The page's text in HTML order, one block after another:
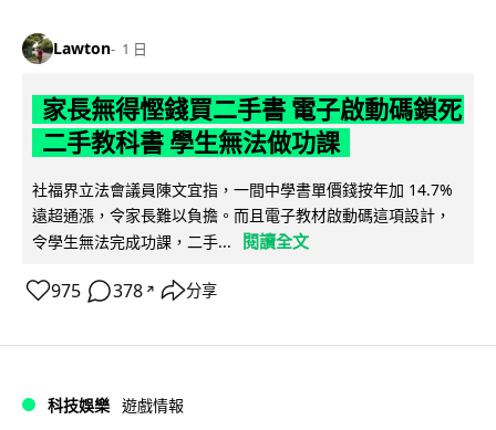
Lawton 1 日
家長無得慳錢買二手書 電子啟動碼鎖死
二手教科書 學生無法做功課
社福界立法會議員陳文宜指，一間中學書單價錢按年加 14.7%
遠超通漲，令家長難以負擔。而且電子教材啟動碼這項設計，
令學生無法完成功課，二手...
閱讀全文
975 378 ↗ 分享
科技娛樂 遊戲情報